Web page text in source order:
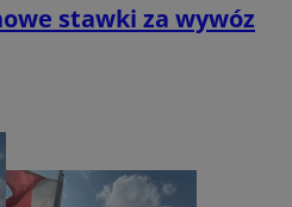
stawki za wywóz